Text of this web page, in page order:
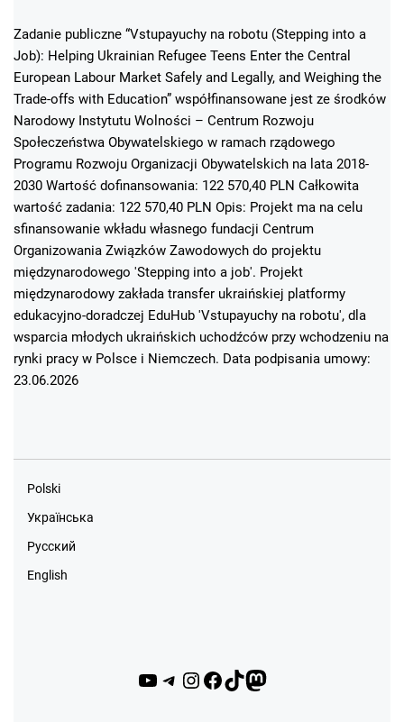
Zadanie publiczne “Vstupayuchy na robotu (Stepping into a
Job): Helping Ukrainian Refugee Teens Enter the Central
European Labour Market Safely and Legally, and Weighing the
Trade-offs with Education” współfinansowane jest ze środków
Narodowy Instytutu Wolności – Centrum Rozwoju
Społeczeństwa Obywatelskiego w ramach rządowego
Programu Rozwoju Organizacji Obywatelskich na lata 2018-
2030 Wartość dofinansowania: 122 570,40 PLN Całkowita
wartość zadania: 122 570,40 PLN Opis: Projekt ma na celu
sfinansowanie wkładu własnego fundacji Centrum
Organizowania Związków Zawodowych do projektu
międzynarodowego 'Stepping into a job'. Projekt
międzynarodowy zakłada transfer ukraińskiej platformy
edukacyjno-doradczej EduHub 'Vstupayuchy na robotu', dla
wsparcia młodych ukraińskich uchodźców przy wchodzeniu na
rynki pracy w Polsce i Niemczech. Data podpisania umowy:
23.06.2026
Polski
Українська
Русский
English
YouTube
Telegram
Instagram
Facebook
TikTok
Mastodon